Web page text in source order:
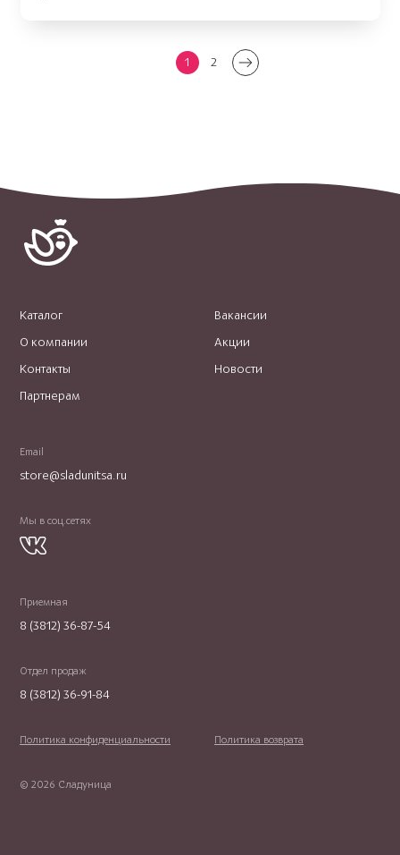
1 2
Каталог
О компании
Контакты
Партнерам
Вакансии
Акции
Новости
Email
store@sladunitsa.ru
Мы в соц.сетях
Приемная
8 (3812) 36-87-54
Отдел продаж
8 (3812) 36-91-84
© 2026 Сладуница
Политика конфиденциальности Политика возврата